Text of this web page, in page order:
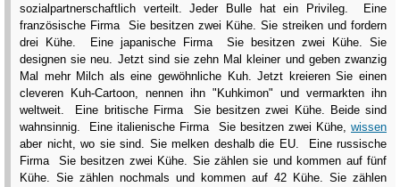
sozialpartnerschaftlich verteilt. Jeder Bulle hat ein Privileg. Eine
französische Firma Sie besitzen zwei Kühe. Sie streiken und fordern
drei Kühe. Eine japanische Firma Sie besitzen zwei Kühe. Sie
designen sie neu. Jetzt sind sie zehn Mal kleiner und geben zwanzig
Mal mehr Milch als eine gewöhnliche Kuh. Jetzt kreieren Sie einen
cleveren Kuh-Cartoon, nennen ihn "Kuhkimon" und vermarkten ihn
weltweit. Eine britische Firma Sie besitzen zwei Kühe. Beide sind
wahnsinnig. Eine italienische Firma Sie besitzen zwei Kühe, wissen
aber nicht, wo sie sind. Sie melken deshalb die EU. Eine russische
Firma Sie besitzen zwei Kühe. Sie zählen sie und kommen auf fünf
Kühe. Sie zählen nochmals und kommen auf 42 Kühe. Sie zählen